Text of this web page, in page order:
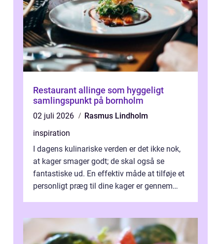
Restaurant allinge som hyggeligt
samlingspunkt på bornholm
02 juli 2026
Rasmus Lindholm
inspiration
I dagens kulinariske verden er det ikke nok,
at kager smager godt; de skal også se
fantastiske ud. En effektiv måde at tilføje et
personligt præg til dine kager er gennem